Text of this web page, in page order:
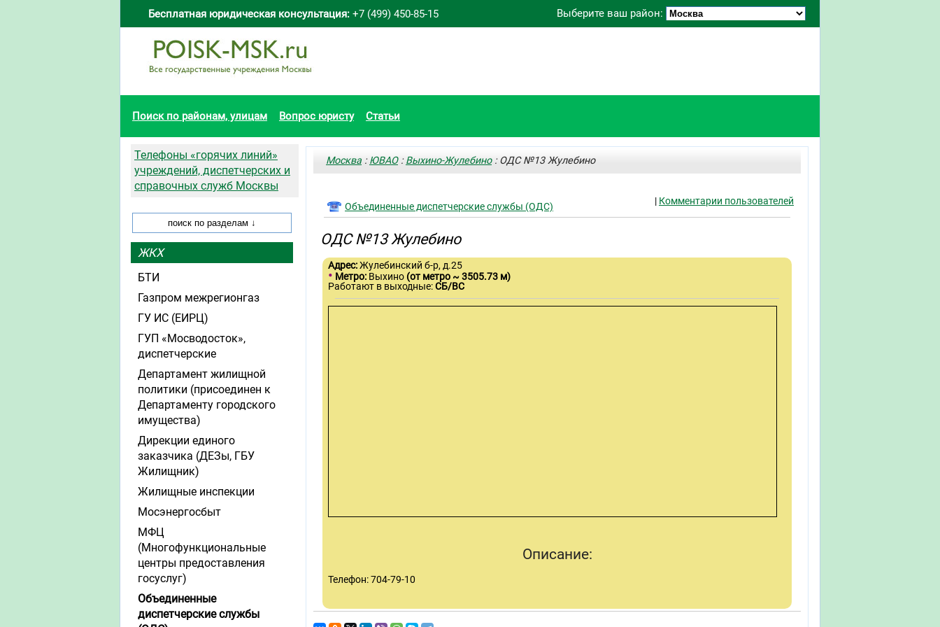
Выберите ваш район:
Бесплатная юридическая консультация: +7 (499) 450-85-15
Поиск по районам, улицам Вопрос юристу Статьи
Москва :ЮВАО:Выхино-Жулебино: ОДС №13 Жулебино
| Комментарии пользователей
Объединенные диспетчерские службы (ОДС)
ОДС №13 Жулебино
Адрес:Жулебинский б-р, д.25
• Метро: Выхино (от метро ~ 3505.73 м)
Работают в выходные:СБ/ВС
Описание:
Телефон: 704-79-10
Телефоны «горячих линий»
учреждений, диспетчерских и
справочных служб Москвы
ЖКХ
БТИ
Газпром межрегионгаз
ГУ ИС (ЕИРЦ)
ГУП «Мосводосток»,
диспетчерские
Департамент жилищной
политики (присоединен к
Департаменту городского
имущества)
Дирекции единого
заказчика (ДЕЗы, ГБУ
Жилищник)
Жилищные инспекции
Мосэнергосбыт
МФЦ
(Многофункциональные
центры предоставления
госуслуг)
Объединенные
диспетчерские службы